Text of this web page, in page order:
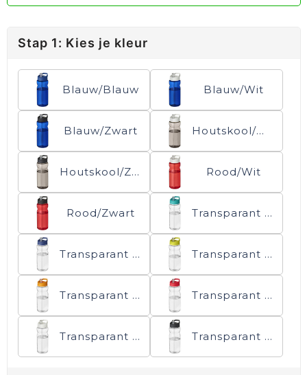
Stap 1: Kies je kleur
Blauw/Blauw Blauw/Wit
Blauw/Zwart Houtskool/Wit
Houtskool/Zwart Rood/Wit
Rood/Zwart Transparant helder/Aquablauw
Transparant helder/Blauw Transparant helder/Lime
Transparant helder/Oranje Transparant helder/Rood
Transparant helder/Wit Transparant helder/Zwart